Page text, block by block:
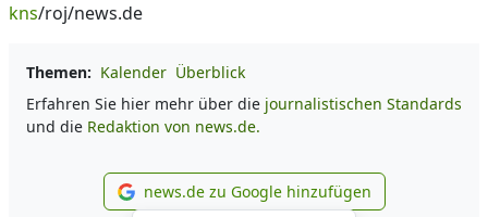
kns/roj/news.de
Themen: Kalender Überblick
Erfahren Sie hier mehr über die journalistischen Standards
und die Redaktion von news.de.
news.de zu Google
news.de zu Google hinzufügen